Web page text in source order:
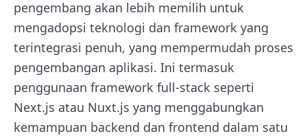
pengembang akan lebih memilih untuk
mengadopsi teknologi dan framework yang
terintegrasi penuh, yang mempermudah proses
pengembangan aplikasi. Ini termasuk
penggunaan framework full-stack seperti
Next.js atau Nuxt.js yang menggabungkan
kemampuan backend dan frontend dalam satu